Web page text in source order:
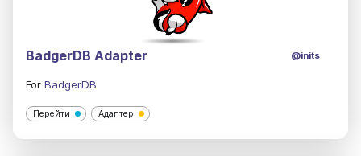
BadgerDB Adapter @inits
For BadgerDB
Перейти Адаптер